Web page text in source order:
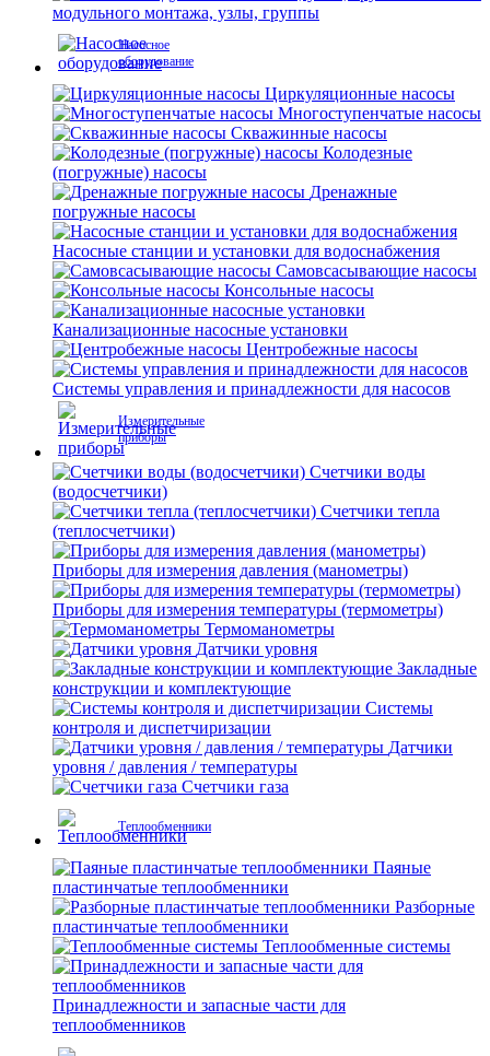
модульного монтажа, узлы, группы
Насосное
оборудование
Циркуляционные насосы
Многоступенчатые насосы
Скважинные насосы
Колодезные
(погружные) насосы
Дренажные
погружные насосы
Насосные станции и установки для водоснабжения
Самовсасывающие насосы
Консольные насосы
Канализационные насосные установки
Центробежные насосы
Системы управления и принадлежности для насосов
Измерительные
приборы
Счетчики воды
(водосчетчики)
Счетчики тепла
(теплосчетчики)
Приборы для измерения давления (манометры)
Приборы для измерения температуры (термометры)
Термоманометры
Датчики уровня
Закладные
конструкции и комплектующие
Системы
контроля и диспетчиризации
Датчики
уровня / давления / температуры
Счетчики газа
Теплообменники
Паяные
пластинчатые теплообменники
Разборные
пластинчатые теплообменники
Теплообменные системы
Принадлежности и запасные части для
теплообменников